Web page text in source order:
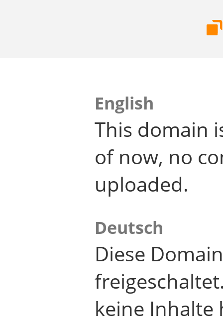
English
This domain
of now, no
uploaded.
Deutsch
Diese
keine Inhalte